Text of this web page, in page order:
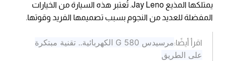
يمتلكها المذيع Jay Leno. تُعتبر هذه السيارة من الخيارات
المفضلة للعديد من النجوم بسبب تصميمها الفريد وقوتها.
اقرأ أيضًا:
مرسيدس G 580 الكهربائية.. تقنية مبتكرة
على الطريق